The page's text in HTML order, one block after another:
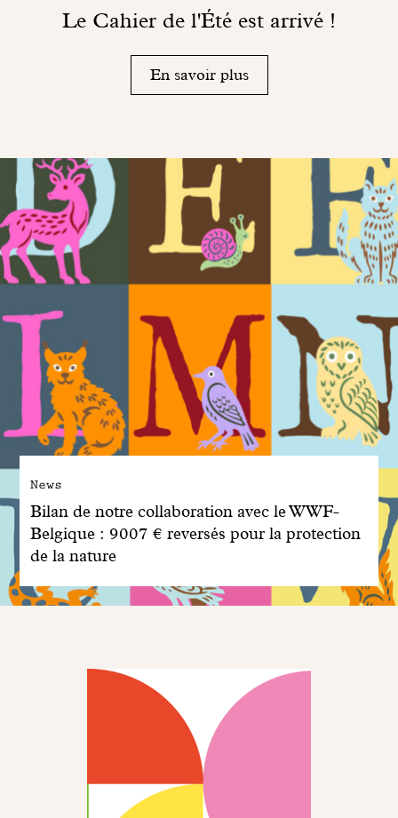
Le Cahier de l'Été est arrivé !
En savoir plus
News
Bilan de notre collaboration avec le WWF-
Belgique : 9007 € reversés pour la protection
de la nature